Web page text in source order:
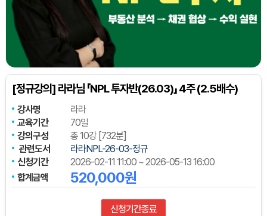
[정규강의] 라라님 「NPL 투자반(26.03)」 4주 (2.5배수)
강사명
라라
교육기간
70일
강의구성
총 10강 [732분]
관련도서
라라NPL-26-03-정규
신청기간
2026-02-11 11:00 ~ 2026-05-13 16:00
합계금액
520,000원
신청기간종료